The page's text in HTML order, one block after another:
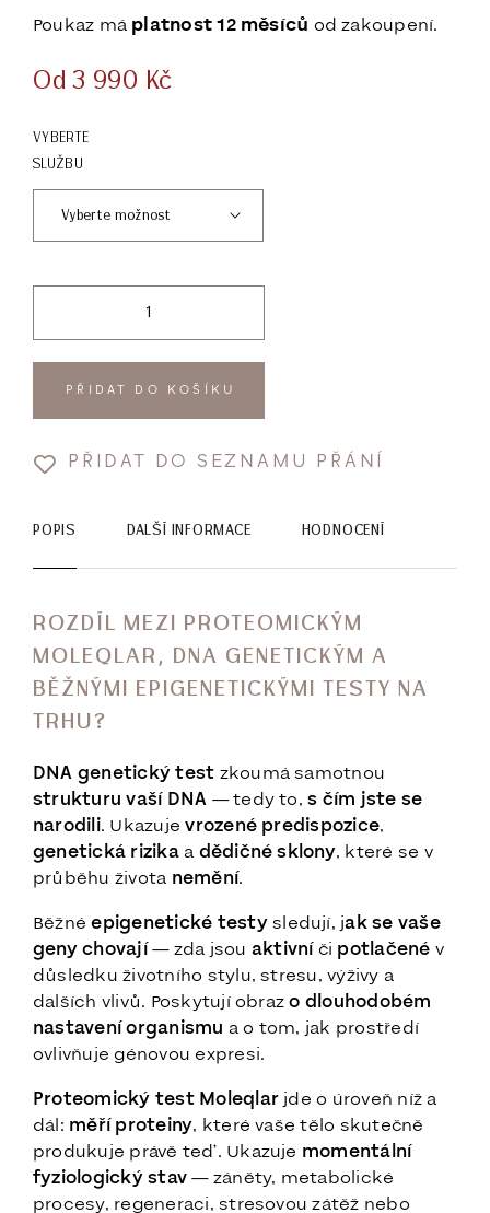
Poukaz má platnost 12 měsíců od zakoupení.
Od3 990 Kč
VYBERTE
SLUŽBU
PŘIDAT DO KOŠÍKU
PŘIDAT DO SEZNAMU PŘÁNÍ
POPIS DALŠÍ INFORMACE HODNOCENÍ
ROZDÍL MEZI PROTEOMICKÝM
MOLEQLAR, DNA GENETICKÝM A
BĚŽNÝMI EPIGENETICKÝMI TESTY NA
TRHU?
DNA genetický test zkoumá samotnou
strukturu vaší DNA — tedy to,s čím jste se
narodili. Ukazujevrozené predispozice,
genetická rizikaa dědičné sklony, které se v
průběhu života nemění.
Běžnéepigenetické testysledují, jak se vaše
geny chovají— zda jsou aktivníči potlačené v
důsledku životního stylu, stresu, výživy a
dalších vlivů. Poskytují obrazo dlouhodobém
nastavení organismu a o tom, jak prostředí
ovlivňuje génovou expresi.
Proteomický test Moleqlarjde o úroveň níž a
dál: měří proteiny, které vaše tělo skutečně
produkuje právě teď. Ukazuje momentální
fyziologický stav— záněty, metabolické
procesy, regeneraci, stresovou zátěž nebo